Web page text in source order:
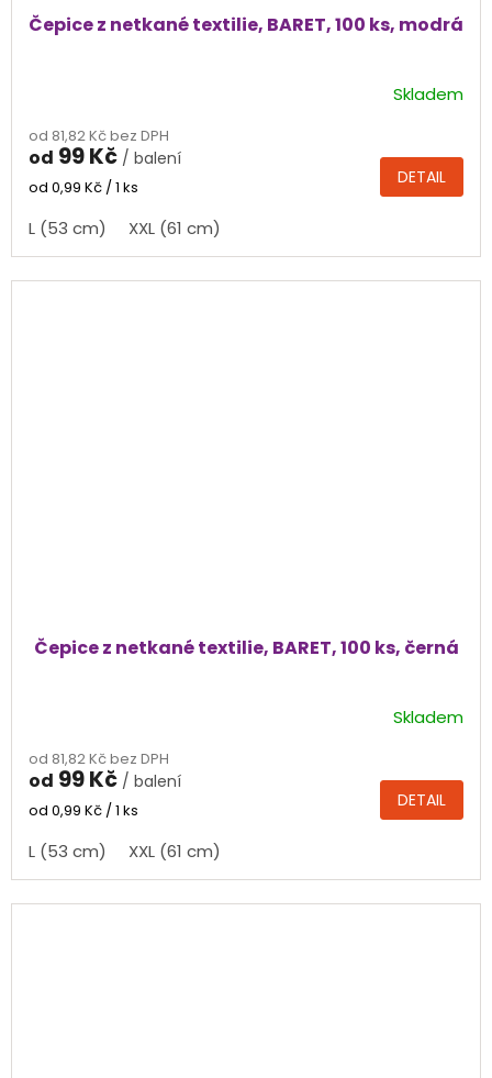
Čepice z netkané textilie, BARET, 100 ks, modrá
produktu
je
5,0
5
hvězdiček.
Skladem
od 81,82 Kč bez DPH
od 99 Kč / balení
Měrná
od 0,99 Kč / 1 ks DETAIL
L (53 cm) XXL (61 cm)
Čepice z netkané textilie, BARET, 100 ks, černá
Skladem
od 81,82 Kč bez DPH
od 99 Kč / balení
Měrná
od 0,99 Kč / 1 ks DETAIL
L (53 cm) XXL (61 cm)